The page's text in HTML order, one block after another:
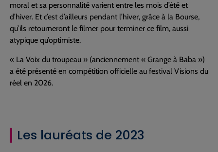
moral et sa personnalité varient entre les mois d’été et
d’hiver. Et c’est d’ailleurs pendant l’hiver, grâce à la Bourse,
qu’ils retourneront le filmer pour terminer ce film, aussi
atypique qu’optimiste.
« La Voix du troupeau » (anciennement « Grange à Baba »)
a été présenté en compétition officielle au festival Visions du
réel en 2026.
Les lauréats de 2023